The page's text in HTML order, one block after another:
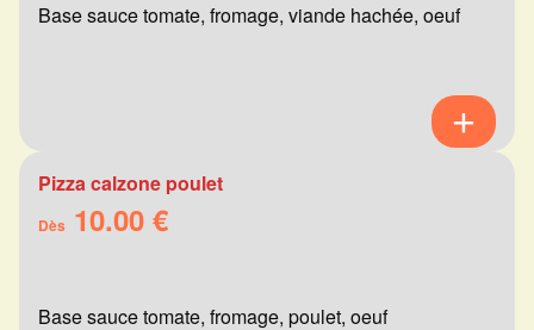
Base sauce tomate, fromage, viande hachée, oeuf
Pizza calzone poulet
Dès 10.00 €
Base sauce tomate, fromage, poulet, oeuf